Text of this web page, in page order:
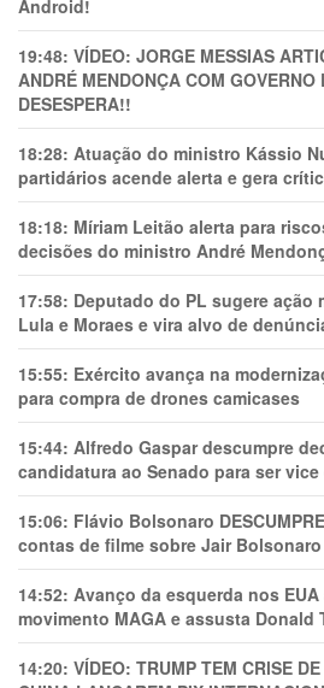
Android!
19:48: VÍDEO: JORGE MESSIAS
ANDRÉ MENDONÇA COM
DESESPERA!!
18:28: Atuação do ministro Kássio
partidários acende alerta e gera
18:18: Míriam Leitão alerta para
decisões do ministro André
17:58: Deputado do PL sugere ação
Lula e Moraes e vira alvo de
15:55: Exército avança na
para compra de drones camicases
15:44: Alfredo Gaspar descumpre
candidatura ao Senado para ser
15:06: Flávio Bolsonaro
contas de filme sobre Jair Bolsonaro
14:52: Avanço da esquerda nos
movimento MAGA e assusta Donald
14:20: VÍDEO: TRUMP TEM CRlSE